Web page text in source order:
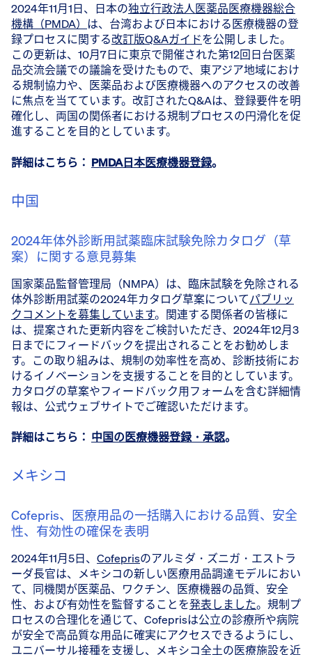
2024年11月1日、日本の独立行政法人医薬品医療機器総合
機構（PMDA） は、台湾および日本における医療機器の登
録プロセスに関する改訂版Q&Aガイドを公開しました。
この更新は、10月7日に東京で開催された第12回日台医薬
品交流会議での議論を受けたもので、東アジア地域におけ
る規制協力や、医薬品および医療機器へのアクセスの改善
に焦点を当てています。改訂されたQ&Aは、登録要件を明
確化し、両国の関係者における規制プロセスの円滑化を促
進することを目的としています。
詳細はこちら： PMDA日本医療機器登録。
中国
2024年体外診断用試薬臨床試験免除カタログ（草
案）に関する意見募集
国家薬品監督管理局（NMPA）は、臨床試験を免除される
体外診断用試薬の2024年カタログ草案についてパブリッ
クコメントを募集しています。関連する関係者の皆様に
は、提案された更新内容をご検討いただき、2024年12月3
日までにフィードバックを提出されることをお勧めしま
す。この取り組みは、規制の効率性を高め、診断技術にお
けるイノベーションを支援することを目的としています。
カタログの草案やフィードバック用フォームを含む詳細情
報は、公式ウェブサイトでご確認いただけます。
詳細はこちら： 中国の医療機器登録・承認。
メキシコ
Cofepris、医療用品の一括購入における品質、安全
性、有効性の確保を表明
2024年11月5日、 Cofeprisのアルミダ・ズニガ・エストラ
ーダ長官は、メキシコの新しい医療用品調達モデルにおい
て、同機関が医薬品、ワクチン、医療機器の品質、安全
性、および有効性を監督することを発表しました。規制プ
ロセスの合理化を通じて、Cofeprisは公立の診療所や病院
が安全で高品質な用品に確実にアクセスできるようにし、
ユニバーサル接種を支援し、メキシコ全土の医療施設を近